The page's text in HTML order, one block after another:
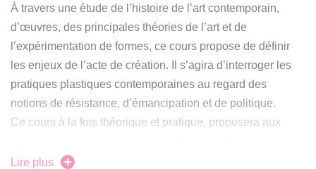
À travers une étude de l’histoire de l’art contemporain,
d’œuvres, des principales théories de l’art et de
l’expérimentation de formes, ce cours propose de définir
les enjeux de l’acte de création. Il s’agira d’interroger les
pratiques plastiques contemporaines au regard des
notions de résistance, d’émancipation et de politique.
Ce cours à la fois théorique et pratique, proposera aux
un projet plastique ancré dans les enjeux soulevés.
Lire plus